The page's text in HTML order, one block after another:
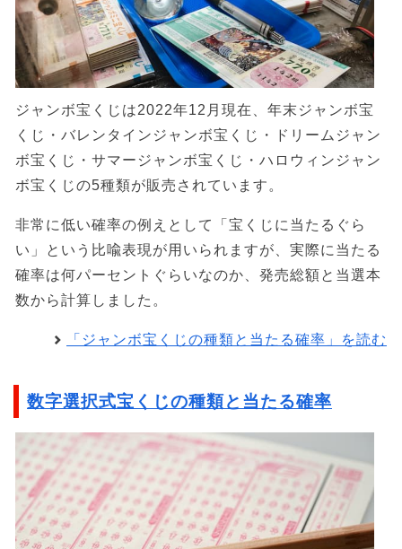
ジャンボ宝くじは2022年12月現在、年末ジャンボ宝
くじ・バレンタインジャンボ宝くじ・ドリームジャン
ボ宝くじ・サマージャンボ宝くじ・ハロウィンジャン
ボ宝くじの5種類が販売されています。
非常に低い確率の例えとして「宝くじに当たるぐら
い」という比喩表現が用いられますが、実際に当たる
確率は何パーセントぐらいなのか、発売総額と当選本
数から計算しました。
「ジャンボ宝くじの種類と当たる確率」を読む
数字選択式宝くじの種類と当たる確率